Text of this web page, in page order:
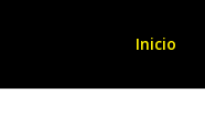
Inicio